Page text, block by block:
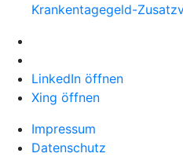
Krankentagegeld-
LinkedIn öffnen
Xing öffnen
Impressum
Datenschutz